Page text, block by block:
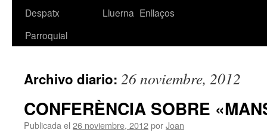
Despatx
Parroquial
Lluerna Enllaços
Archivo diario: 26 noviembre, 2012
CONFERÈNCIA SOBRE
Publicada el 26 noviembre, 2012porJoan